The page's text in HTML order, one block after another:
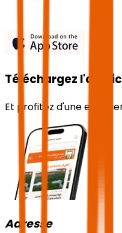
Téléchargez
Et profitez d'une
Adresse